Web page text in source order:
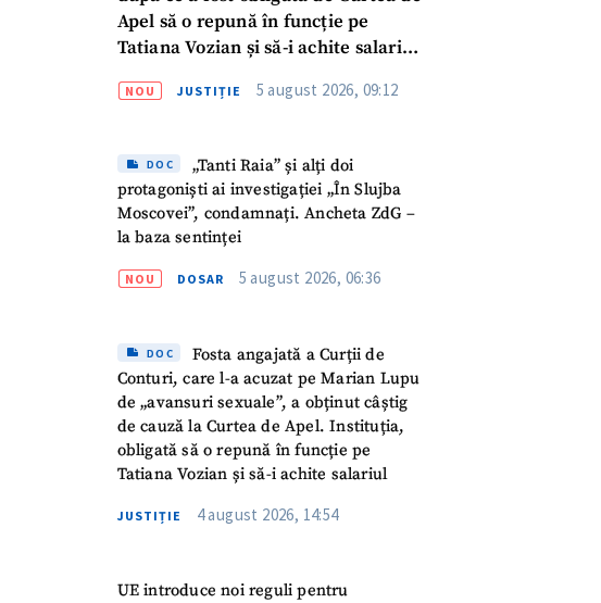
Apel să o repună în funcție pe
Tatiana Vozian și să-i achite salariul
muncă”
NOU JUSTIȚIE 5 august 2026, 09:12
DOC
„Tanti Raia” și alți doi
protagoniști ai investigației „În Slujba
Moscovei”, condamnați. Ancheta ZdG –
la baza sentinței
NOU DOSAR 5 august 2026, 06:36
DOC
Fosta angajată a Curții de
Conturi, care l-a acuzat pe Marian Lupu
de „avansuri sexuale”, a obținut câștig
de cauză la Curtea de Apel. Instituția,
obligată să o repună în funcție pe
Tatiana Vozian și să-i achite salariul
JUSTIȚIE 4 august 2026, 14:54
UE introduce noi reguli pentru
+ Numele meu
Am citit și sunt de acord cu
politica de
TRIMITE ȘTIREA